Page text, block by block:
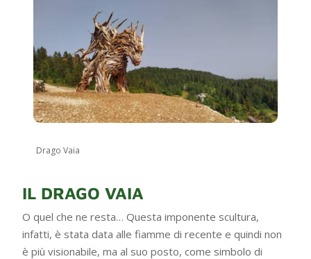
Drago Vaia
IL DRAGO VAIA
O quel che ne resta… Questa imponente scultura,
infatti, è stata data alle fiamme di recente e quindi non
è più visionabile, ma al suo posto, come simbolo di